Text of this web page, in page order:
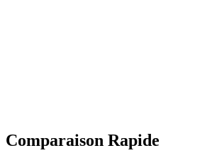
Comparaison Rapide